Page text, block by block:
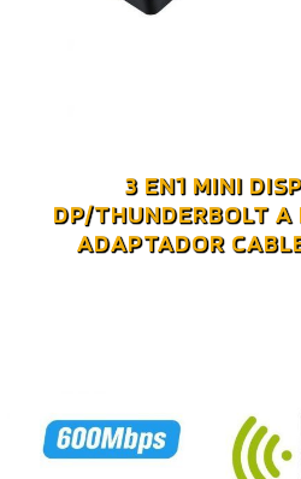
3 EN1 MINI
DP/THUNDERBOLT
ADAPTADOR